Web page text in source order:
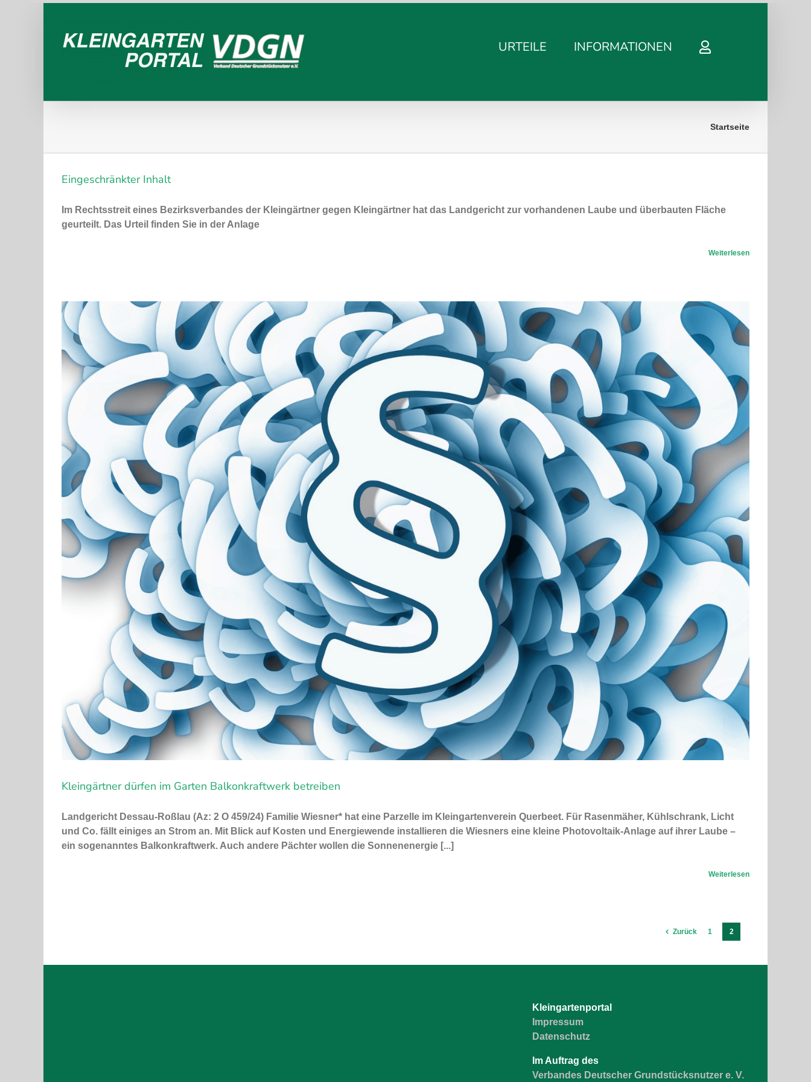
URTEILE INFORMATIONEN
Startseite
Eingeschränkter Inhalt
Im Rechtsstreit eines Bezirksverbandes der Kleingärtner gegen Kleingärtner hat das Landgericht zur vorhandenen Laube und überbauten Fläche
geurteilt. Das Urteil finden Sie in der Anlage
Weiterlesen
Kleingärtner dürfen im Garten Balkonkraftwerk betreiben
Landgericht Dessau-Roßlau (Az: 2 O 459/24) Familie Wiesner* hat eine Parzelle im Kleingartenverein Querbeet. Für Rasenmäher, Kühlschrank, Licht
und Co. fällt einiges an Strom an. Mit Blick auf Kosten und Energiewende installieren die Wiesners eine kleine Photovoltaik-Anlage auf ihrer Laube –
ein sogenanntes Balkonkraftwerk. Auch andere Pächter wollen die Sonnenenergie [...]
Weiterlesen
Zurück 1 2
Kleingartenportal
Impressum
Datenschutz
Im Auftrag des
Verbandes Deutscher Grundstücksnutzer e. V.